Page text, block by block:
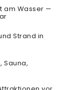
am Wasser —
Strand in
Sauna,